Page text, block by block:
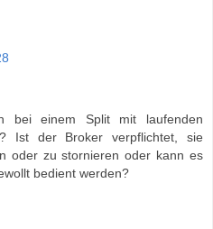
bei einem Split mit laufenden
Ist der Broker verpflichtet, sie
oder zu stornieren oder kann es
bedient werden?